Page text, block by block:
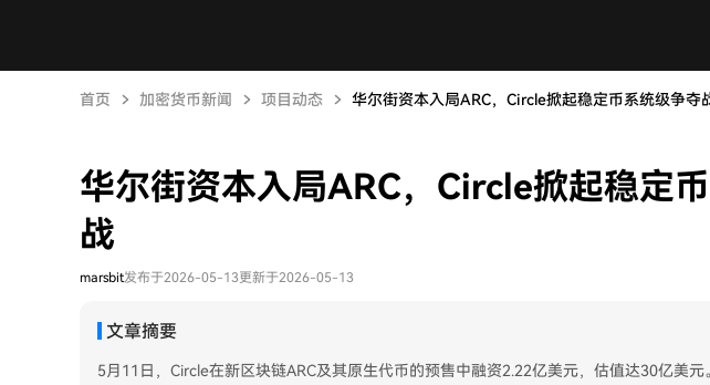
首页 加密货币新闻 项目动态 华尔街资本入局ARC，Circle掀起稳定币系统级争夺
华尔街资本入局ARC，Circle掀起稳定
战
marsbit发布于2026-05-13更新于2026-05-13
文章摘要
5月11日，Circle在新区块链ARC及其原生代币的预售中融资2.22亿美元，估值达30亿美